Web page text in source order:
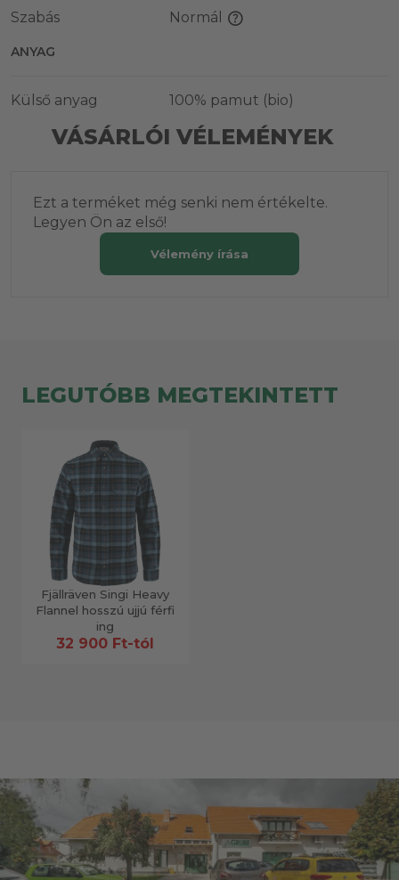
Szabás Normál
ANYAG
Külső anyag 100% pamut (bio)
VÁSÁRLÓI VÉLEMÉNYEK
Ezt a terméket még senki nem értékelte.
Legyen Ön az első!
Vélemény írása
LEGUTÓBB MEGTEKINTETT
Fjällräven Singi Heavy
Flannel hosszú ujjú férfi
ing
32 900 Ft-tól